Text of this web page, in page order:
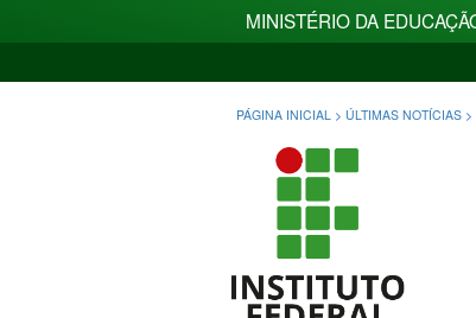
MINISTÉRIO DA
PÁGINA INICIAL > ÚLTIMAS NOTÍCIAS >